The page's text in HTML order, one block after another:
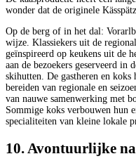
wonder dat de originele
Op de berg of in het dal:
wijze. Klassiekers uit de
geïnspireerd op keukens uit de
aan de bezoekers geserveerd in
skihutten. De gastheren en
bereiden van regionale en
van nauwe samenwerking met
Sommige koks verbouwen hun
specialiteiten van kleine lokale
10. Avontuurlijke